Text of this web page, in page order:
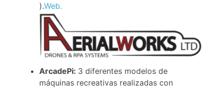
).Web.
ArcadePi: 3 diferentes modelos de
máquinas recreativas realizadas con